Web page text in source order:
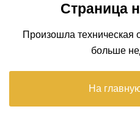
Страница
Произошла техническая
больше
На